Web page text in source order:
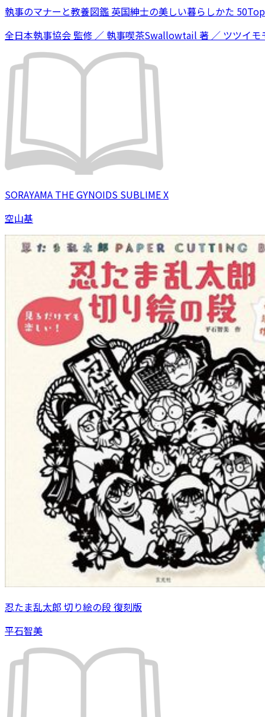
執事のマナーと教養図鑑 英国紳士の美しい暮らしかた
全日本執事協会 監修 ／ 執事喫茶Swallowtail 著 ／ ツツイ
SORAYAMA THE GYNOIDS SUBLIME X
空山基
忍たま乱太郎 切り絵の段 復刻版
平石智美